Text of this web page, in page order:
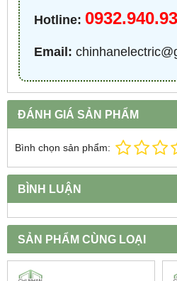
Hotline:
Email:
ĐÁNH GIÁ SẢN PHẨM
Bình chọn sản phẩm:
BÌNH LUẬN
SẢN PHẨM CÙNG LOẠI